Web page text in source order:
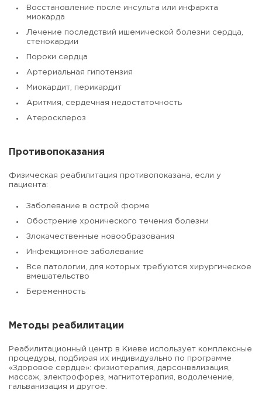
Восстановление после инсульта или инфаркта
миокарда
Лечение последствий ишемической болезни сердца,
стенокардии
Пороки сердца
Артериальная гипотензия
Миокардит, перикардит
Аритмия, сердечная недостаточность
Атеросклероз
Противопоказания
Физическая реабилитация противопоказана, если у
пациента:
Заболевание в острой форме
Обострение хронического течения болезни
Злокачественные новообразования
Инфекционное заболевание
Все патологии, для которых требуются хирургическое
вмешательство
Беременность
Методы реабилитации
Реабилитационный центр в Киеве использует комплексные
процедуры, подбирая их индивидуально по программе
«Здоровое сердце»: физиотерапия, дарсонвализация,
массаж, электрофорез, магнитотерапия, водолечение,
гальванизация и другое.